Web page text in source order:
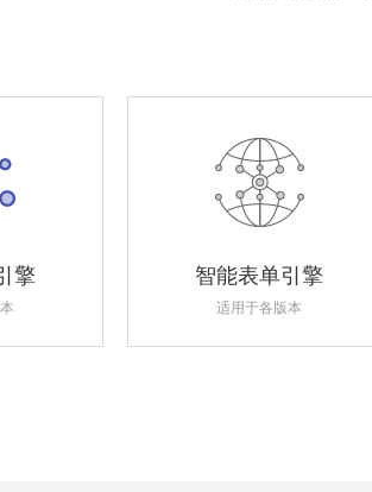
擎 智能表单引擎
适用于各版本